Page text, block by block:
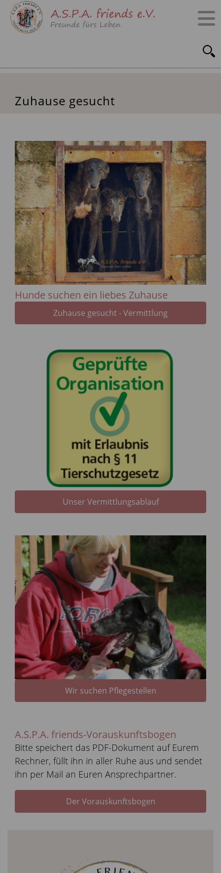
Zuhause gesucht
Hunde suchen ein liebes Zuhause
Zuhause gesucht - Vermittlung
Unser Vermittlungsablauf
Wir suchen Pflegestellen
A.S.P.A. friends-Vorauskunftsbogen
Bitte speichert das PDF-Dokument auf Eurem
Rechner, füllt ihn in aller Ruhe aus und sendet
ihn per Mail an Euren Ansprechpartner.
Der Vorauskunftsbogen